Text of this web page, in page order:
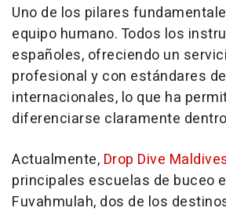
Uno de los pilares
equipo humano. Todos los
españoles, ofreciendo un
profesional y con estándares
internacionales, lo que ha
diferenciarse claramente
Actualmente, Drop Dive
principales escuelas de buceo
Fuvahmulah, dos de los